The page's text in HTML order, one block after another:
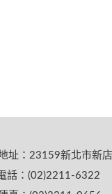
址：23159新北市新
話：(02)2211-6322